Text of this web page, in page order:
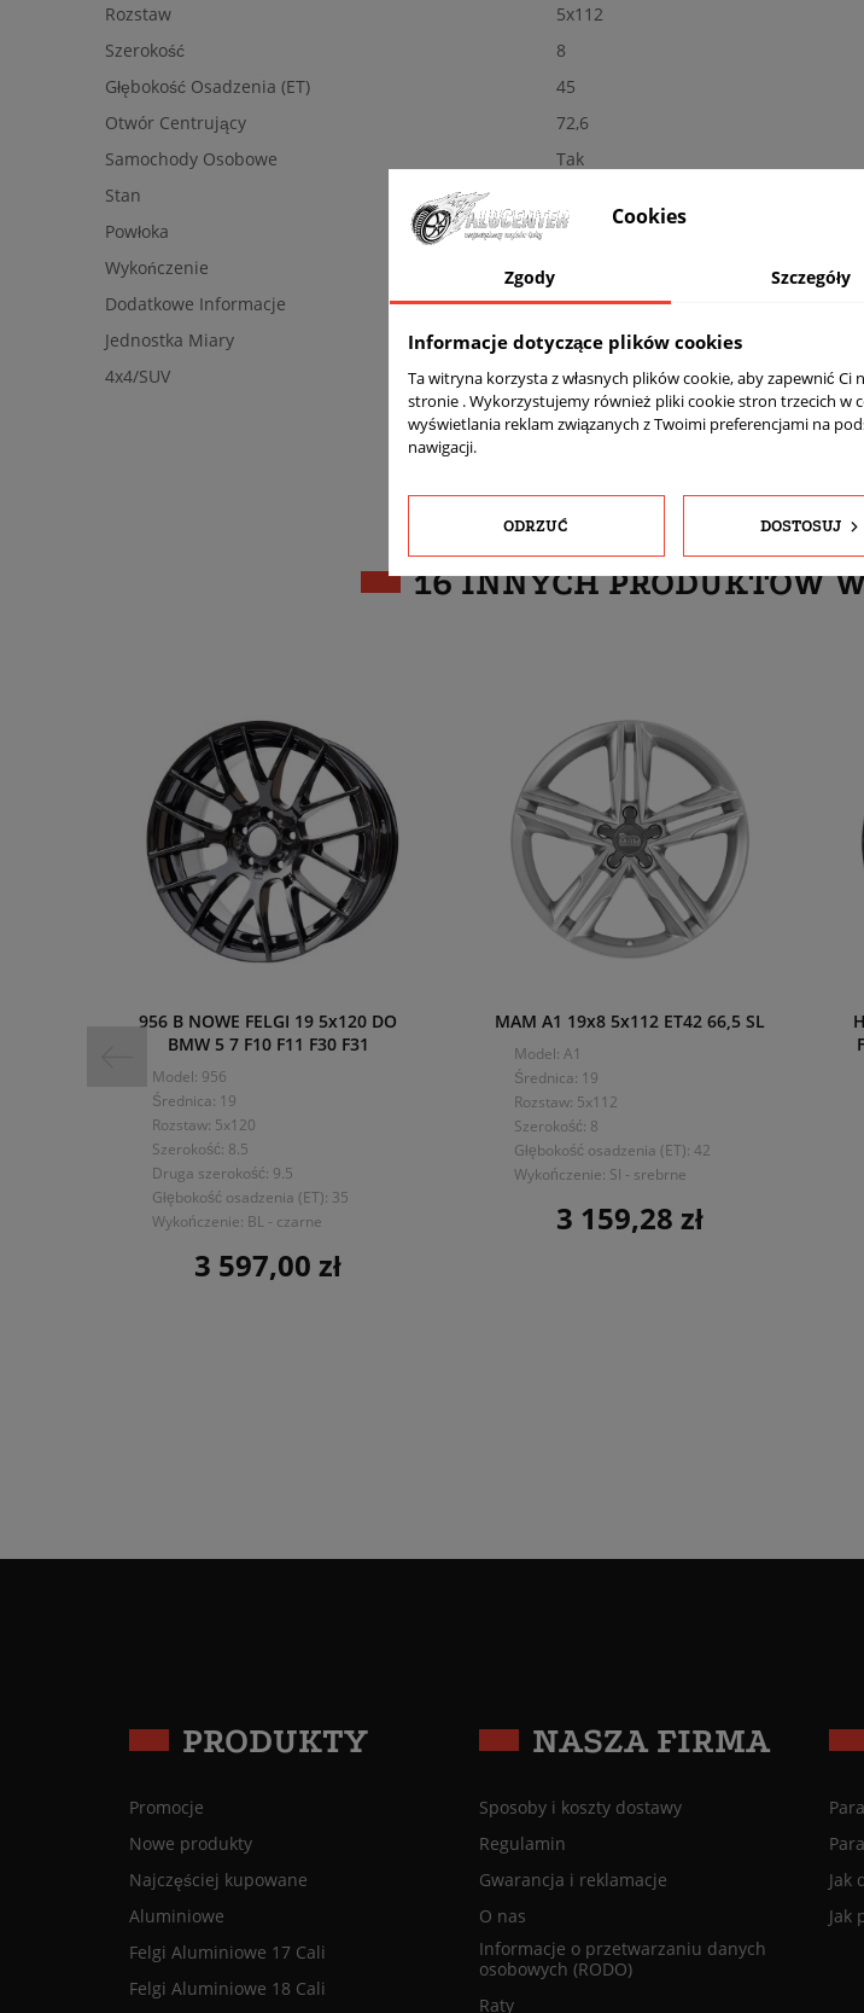
Rozstaw
5x112
Szerokość
8
Głębokość Osadzenia (ET)
45
Otwór Centrujący
72,6
Samochody Osobowe
Tak
Stan
Powłoka
Połysk
Wykończenie
Dodatkowe Informacje
Nośność: 690 kg, Kolor: BLACK PAINTED
Jednostka Miary
komplet (4 sztuki)
4x4/SUV
Tak
16 INNYCH PRODUKTÓW
956 B NOWE FELGI 19 5x120 DO
BMW 5 7 F10 F11 F30 F31
Model: 956
Średnica: 19
Rozstaw: 5x120
Szerokość: 8.5
Druga szerokość: 9.5
Głębokość osadzenia (ET): 35
Wykończenie: BL - czarne
Cena
3 597,00 zł
MAM A1 19x8 5x112 ET42 66,5 SL
Model: A1
Średnica: 19
Rozstaw: 5x112
Szerokość: 8
Głębokość osadzenia (ET): 42
Wykończenie: SI - srebrne
Cena
3 159,28 zł
PRODUKTY
Promocje
Nowe produkty
Najczęściej kupowane
Aluminiowe
Felgi Aluminiowe 17 Cali
Felgi Aluminiowe 18 Cali
NASZA FIRMA
Sposoby i koszty dostawy
Regulamin
Gwarancja i reklamacje
O nas
Informacje o przetwarzaniu danych
osobowych (RODO)
Raty
Jak
Jak
Cookies
Zgody Szczegóły
Informacje dotyczące plików cookies
Ta witryna korzysta z własnych plików cookie, aby zapewnić
stronie . Wykorzystujemy również pliki cookie stron trzecich w
wyświetlania reklam związanych z Twoimi preferencjami na
nawigacji.
ODRZUĆ DOSTOSUJ